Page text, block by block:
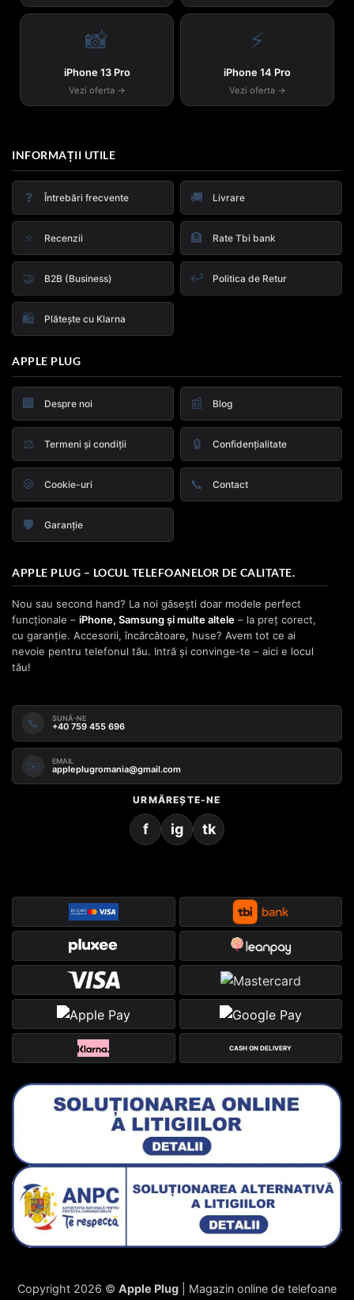
📸
iPhone 13 Pro
Vezi oferta →
⚡
iPhone 14 Pro
Vezi oferta →
INFORMAȚII UTILE
❓ Întrebări frecvente 🚚 Livrare
⭐ Recenzii 🏦 Rate Tbi bank
🤝 B2B (Business) ↩️ Politica de Retur
🛍️ Plătește cu Klarna
APPLE PLUG
🏢 Despre noi 📰 Blog
⚖️ Termeni și condiții 🔒 Confidențialitate
🍪 Cookie-uri 📞 Contact
🛡️ Garanție
APPLE PLUG – LOCUL TELEFOANELOR DE CALITATE.
Nou sau second hand? La noi găsești doar modele perfect
funcționale – iPhone, Samsung și multe altele – la preț corect,
cu garanție. Accesorii, încărcătoare, huse? Avem tot ce ai
nevoie pentru telefonul tău. Intră și convinge-te – aici e locul
tău!
📞 SUNĂ-NE
+40 759 455 696
✉️ EMAIL
appleplugromania@gmail.com
URMĂREȘTE-NE
f ig tk
CASH ON DELIVERY
Copyright 2026 © Apple Plug | Magazin online de telefoane